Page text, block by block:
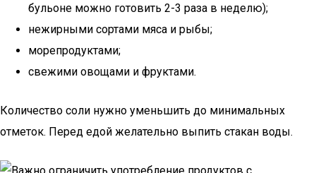
бульоне можно готовить 2-3 раза в неделю);
нежирными сортами мяса и рыбы;
морепродуктами;
свежими овощами и фруктами.
Количество соли нужно уменьшить до минимальных
отметок. Перед едой желательно выпить стакан воды.